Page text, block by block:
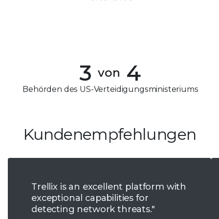
5
6
8
9
0
3
4
6
7
8
9
von 4
Behörden des US-Verteidigungsministeriums
Kundenempfehlungen
Trellix is an excellent platform with
exceptional capabilities for
detecting network threats."